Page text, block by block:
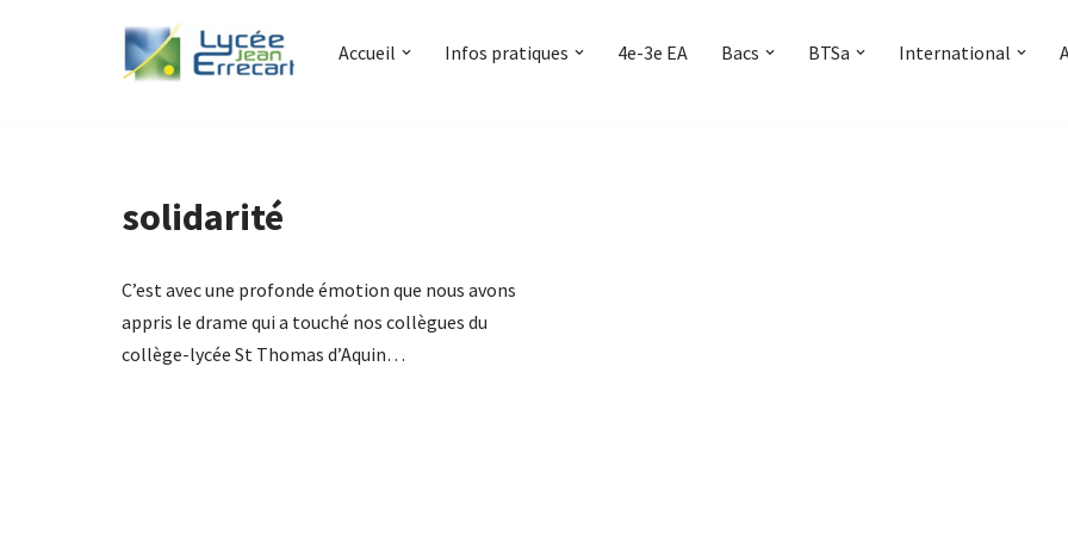
Accueil Infos pratiques 4e-3e EA Bacs BTSa International
solidarité
C’est avec une profonde émotion que nous avons
appris le drame qui a touché nos collègues du
collège-lycée St Thomas d’Aquin…